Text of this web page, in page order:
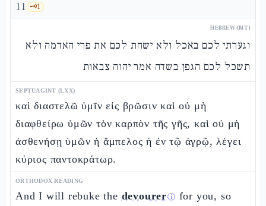
11 🗝️1
HEBREW (MT)
וגערתי לכם באכל ולא ישחת לכם את פרי האדמה ולא
תשכל לכם הגפן בשדה אמר יהוה צבאות
SEPTUAGINT (LXX)
καὶ διαστελῶ ὑμῖν εἰς βρῶσιν καὶ οὐ μὴ
διαφθείρω ὑμῶν τὸν καρπὸν τῆς γῆς, καὶ οὐ μὴ
ἀσθενήσῃ ὑμῶν ἡ ἄμπελος ἡ ἐν τῷ ἀγρῷ, λέγει
κύριος παντοκράτωρ.
ORTHODOX READING
And I will rebuke the devourerⓘ for you, so